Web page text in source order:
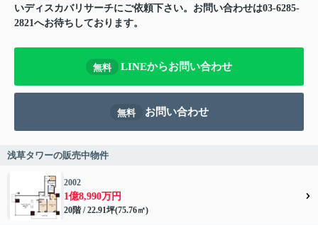
いディスカバリサーチにご依頼下さい。お問い合わせは03-6285-
2821へお待ちしております。
無料 LINEからお問い合わせ
無料 お問い合わせ
浅草タワーの販売中物件
2002
1億8,990万円
20階 / 22.91坪(75.76㎡)